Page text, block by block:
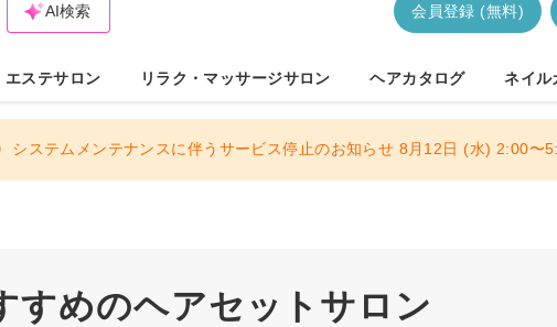
会員登録 (無料)
AI検索
エステサロン リラク・マッサージサロン ヘアカタログ ネイル
システムメンテナンスに伴うサービス停止のお知らせ 8月12日 (水) 2:00〜
すめのヘアセットサロン